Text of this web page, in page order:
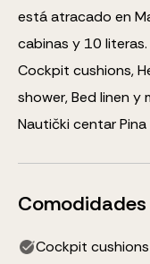
está atracado en
cabinas y 10 literas.
Cockpit cushions,
shower, Bed linen y
Nautički centar Pina
Comodidades
Cockpit cushions